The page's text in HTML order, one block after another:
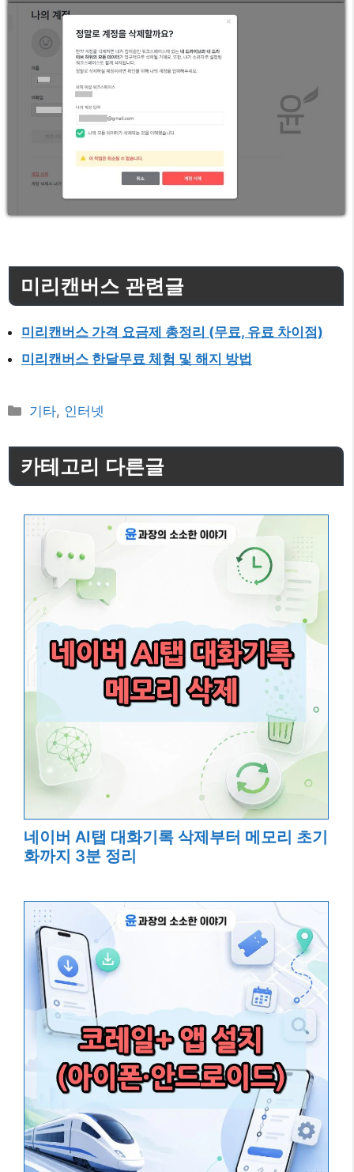
미리캔버스 관련글
미리캔버스 가격 요금제 총정리 (무료, 유료 차이점)
미리캔버스 한달무료 체험 및 해지 방법
카
고
리
기타, 인터넷
카테고리 다른글
네이버 AI탭 대화기록 삭제부터 메모리 초기
화까지 3분 정리